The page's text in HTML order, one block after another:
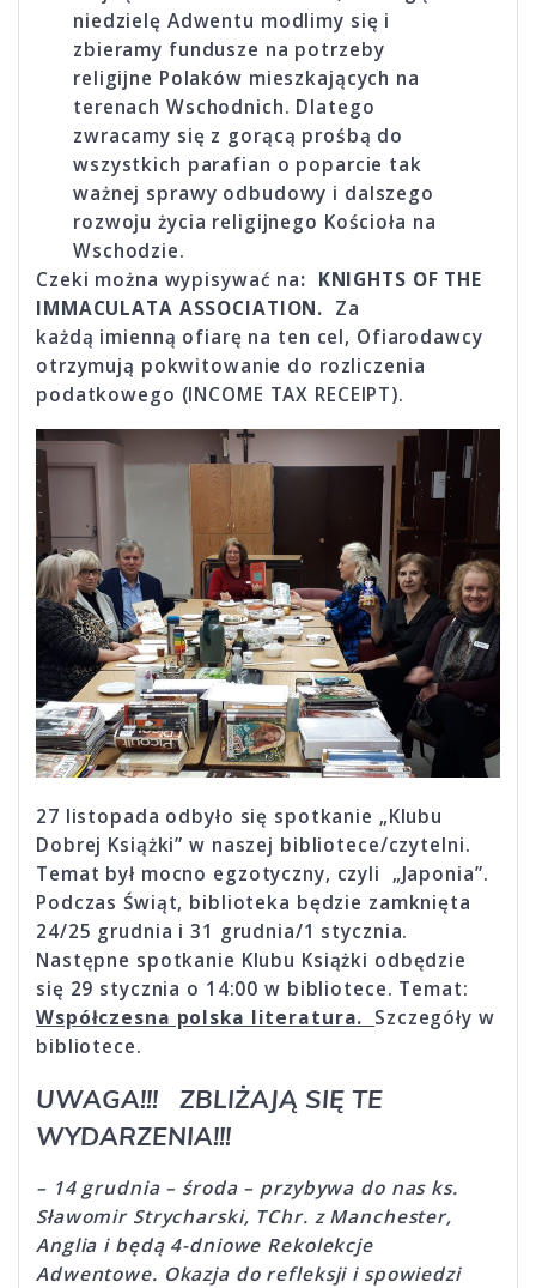
niedzielę Adwentu modlimy się i
zbieramy fundusze na potrzeby
religijne Polaków mieszkających na
terenach Wschodnich. Dlatego
zwracamy się z gorącą prośbą do
wszystkich parafian o poparcie tak
ważnej sprawy odbudowy i dalszego
rozwoju życia religijnego Kościoła na
Wschodzie.
Czeki można wypisywać na: KNIGHTS OF THE
IMMACULATA ASSOCIATION. Za
każdą imienną ofiarę na ten cel, Ofiarodawcy
otrzymują pokwitowanie do rozliczenia
podatkowego (INCOME TAX RECEIPT).
27 listopada odbyło się spotkanie „Klubu
Dobrej Książki” w naszej bibliotece/czytelni.
Temat był mocno egzotyczny, czyli „Japonia”.
Podczas Świąt, biblioteka będzie zamknięta
24/25 grudnia i 31 grudnia/1 stycznia.
Następne spotkanie Klubu Książki odbędzie
się 29 stycznia o 14:00 w bibliotece. Temat:
Współczesna polska literatura. Szczegóły w
bibliotece.
UWAGA!!! ZBLIŻAJĄ SIĘ TE
WYDARZENIA!!!
– 14 grudnia – środa – przybywa do nas ks.
Sławomir Strycharski, TChr. z Manchester,
Anglia i będą 4-dniowe Rekolekcje
Adwentowe. Okazja do refleksji i spowiedzi